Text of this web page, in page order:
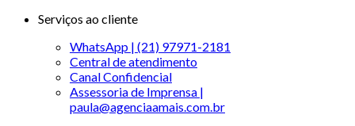
Serviços ao cliente
WhatsApp | (21) 97971-2181
Central de atendimento
Canal Confidencial
Assessoria de Imprensa |
paula@agenciaamais.com.br